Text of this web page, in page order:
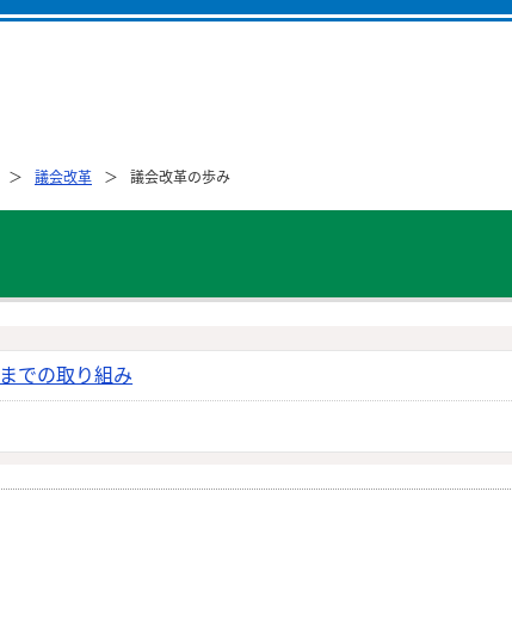
議会改革 議会改革の歩み
での取り組み